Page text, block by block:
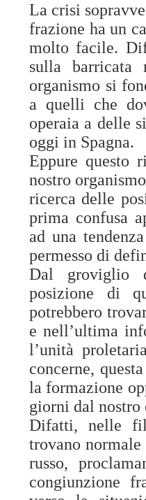
La crisi
frazione ha un
molto facile.
sulla barricata
organismo si
a quelli che
operaia a delle
oggi in Spagna.
Eppure questo
nostro
ricerca delle
prima confusa
ad una
permesso di
Dal groviglio
posizione di
potrebbero
e nell’ultima
l’unità
concerne,
la formazione
giorni dal nostro
Difatti, nelle
trovano
russo,
congiunzione